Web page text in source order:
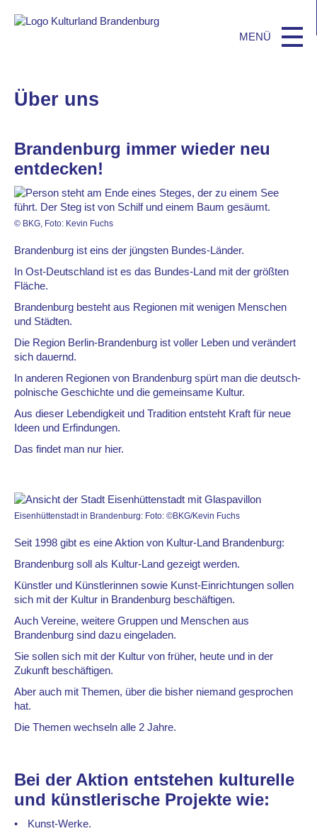
Über uns
Brandenburg immer wieder neu
entdecken!
© BKG, Foto: Kevin Fuchs
Brandenburg ist eins der jüngsten Bundes-Länder.
In Ost-Deutschland ist es das Bundes-Land mit der größten
Fläche.
Brandenburg besteht aus Regionen mit wenigen Menschen
und Städten.
Die Region Berlin-Brandenburg ist voller Leben und verändert
sich dauernd.
In anderen Regionen von Brandenburg spürt man die deutsch-
polnische Geschichte und die gemeinsame Kultur.
Aus dieser Lebendigkeit und Tradition entsteht Kraft für neue
Ideen und Erfindungen.
Das findet man nur hier.
Eisenhüttenstadt in Brandenburg: Foto: ©BKG/Kevin Fuchs
Seit 1998 gibt es eine Aktion von Kultur-Land Brandenburg:
Brandenburg soll als Kultur-Land gezeigt werden.
Künstler und Künstlerinnen sowie Kunst-Einrichtungen sollen
sich mit der Kultur in Brandenburg beschäftigen.
Auch Vereine, weitere Gruppen und Menschen aus
Brandenburg sind dazu eingeladen.
Sie sollen sich mit der Kultur von früher, heute und in der
Zukunft beschäftigen.
Aber auch mit Themen, über die bisher niemand gesprochen
hat.
Die Themen wechseln alle 2 Jahre.
Bei der Aktion entstehen kulturelle
und künstlerische Projekte wie:
Kunst-Werke.